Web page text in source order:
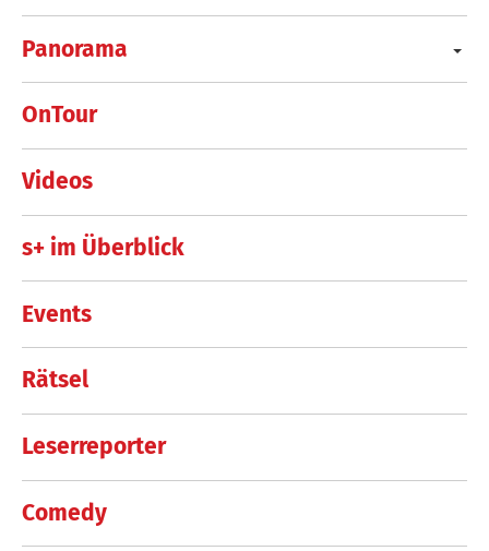
Panorama
OnTour
Videos
s+ im Überblick
Events
Rätsel
Leserreporter
Comedy